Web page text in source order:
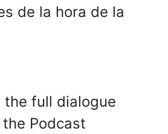
de la hora de la
the full dialogue
Podcast